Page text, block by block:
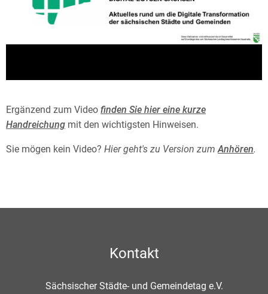
Ergänzend zum Video finden Sie hier eine kurze
Handreichung mit den wichtigsten Hinweisen.
Sie mögen kein Video? Hier geht's zu Version zumAnhören.
Kontakt
Sächsischer Städte- und Gemeindetag e.V.